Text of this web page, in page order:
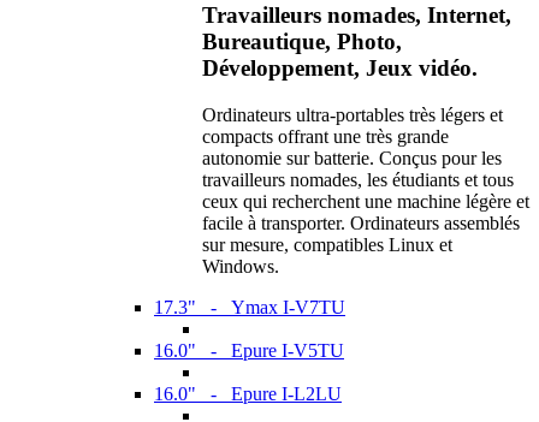
Travailleurs nomades, Internet,
Bureautique, Photo,
Développement, Jeux vidéo.
Ordinateurs ultra-portables très légers et
compacts offrant une très grande
autonomie sur batterie. Conçus pour les
travailleurs nomades, les étudiants et tous
ceux qui recherchent une machine légère et
facile à transporter. Ordinateurs assemblés
sur mesure, compatibles Linux et
Windows.
17.3" - Ymax I-V7TU
16.0" - Epure I-V5TU
16.0" - Epure I-L2LU